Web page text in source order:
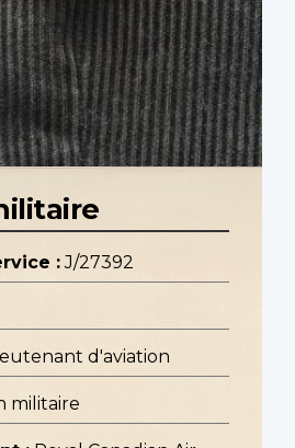
: J/27392
d'aviation
militaire